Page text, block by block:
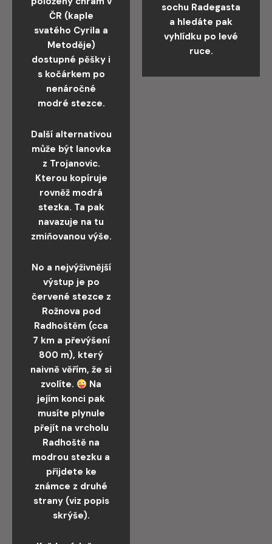
ČR (kaple
svatého Cyrila a
Metoděje)
dostupné pěšky i
s kočárkem po
nenáročné
modré stezce.
Další alternativou
může být lanovka
z Trojanovic.
Kterou kopíruje
rovněž modrá
stezka. Ta pak
navazuje na tu
zmiňovanou výše.
No a nejvýživnější
výstup je po
červené stezce z
Rožnova pod
Radhoštěm (cca
7 km a převýšení
800 m), který
naivně věřím, že si
zvolíte.
Na
jejím konci pak
musíte plynule
přejít na vrcholu
Radhoště na
modrou stezku a
přijdete ke
známce z druhé
strany (viz popis
skrýše).
sochu Radegasta
a hledáte pak
vyhlídku po levé
ruce.